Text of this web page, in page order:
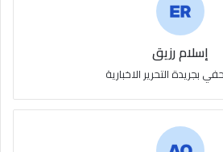
إسلام رزيق
بجريدة التحرير الاخبارية